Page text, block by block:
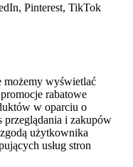
Pinterest, TikTok
możemy wyświetlać
rabatowe
w oparciu o
przeglądania i zakupów
użytkownika
usług stron